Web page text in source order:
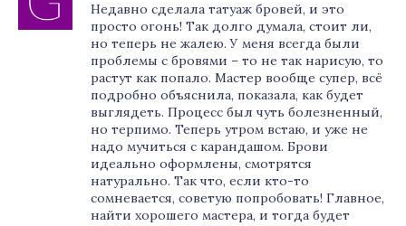
Недавно сделала татуаж бровей, и это
просто огонь! Так долго думала, стоит ли,
но теперь не жалею. У меня всегда были
проблемы с бровями – то не так нарисую, то
растут как попало. Мастер вообще супер, всё
подробно объяснила, показала, как будет
выглядеть. Процесс был чуть болезненный,
но терпимо. Теперь утром встаю, и уже не
надо мучиться с карандашом. Брови
идеально оформлены, смотрятся
натурально. Так что, если кто-то
сомневается, советую попробовать! Главное,
найти хорошего мастера, и тогда будет